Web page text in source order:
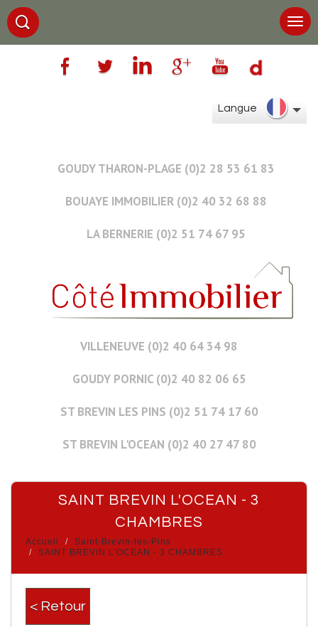
Langue
GOUDY THARON-PLAGE (0)2 28 53 61 83
BOUAYE IMMOBILIER (0)2 40 32 68 88
LA BERNERIE (0)2 51 74 67 95
VILLENEUVE (0)2 40 64 34 98
GOUDY PORNIC (0)2 40 82 06 65
ST BREVIN LES PINS (0)2 51 74 17 60
ST BREVIN L'OCEAN (0)2 40 27 47 80
SAINT BREVIN L'OCEAN - 3
CHAMBRES
Accueil
Saint-Brevin-les-Pins
SAINT BREVIN L'OCEAN - 3 CHAMBRES
< Retour